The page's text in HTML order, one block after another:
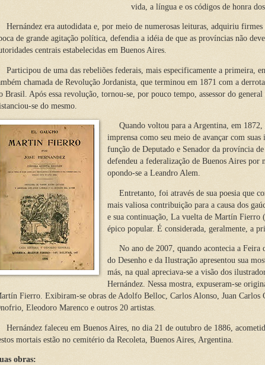
vida, a língua e os códigos de honra dos
era autodidata e, por meio de numerosas leituras, adquiriu
de grande agitação política, defendia a idéia de que as províncias não
centrais estabelecidas em Buenos Aires.
de uma das rebeliões federais, mais especificamente a primeira,
chamada de Revolução Jordanista, que terminou em 1871 com a
Brasil. Após essa revolução, tornou-se, por pouco tempo, assessor do
se do mesmo.
Quando voltou para a Argentina, em 1872,
imprensa como seu meio de avançar com suas
função de Deputado e Senador da província
defendeu a federalização de Buenos Aires por
opondo-se a Leandro Alem.
Entretanto, foi através de sua poesia que
mais valiosa contribuição para a causa dos
e sua continuação, La vuelta de Martín Fierro
épico popular. É considerada, geralmente, a
No ano de 2007, quando acontecia a Feira
do Desenho e da Ilustração apresentou sua
más, na qual apreciava-se a visão dos
Hernández. Nessa mostra, expuseram-se
Fierro. Exibiram-se obras de Adolfo Belloc, Carlos Alonso, Juan Carlos
Eleodoro Marenco e outros 20 artistas.
faleceu em Buenos Aires, no dia 21 de outubro de 1886,
mortais estão no cemitério da Recoleta, Buenos Aires, Argentina.
obras: